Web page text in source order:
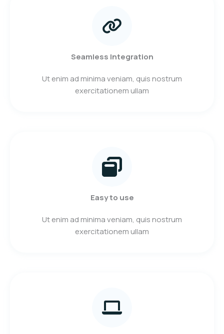
Seamless Integration
Ut enim ad minima veniam, quis nostrum
exercitationem ullam
Easy to use
Ut enim ad minima veniam, quis nostrum
exercitationem ullam